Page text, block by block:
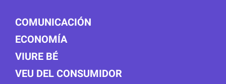
COMUNICACIÓN
ECONOMÍA
VIURE BÉ
VEU DEL CONSUMIDOR